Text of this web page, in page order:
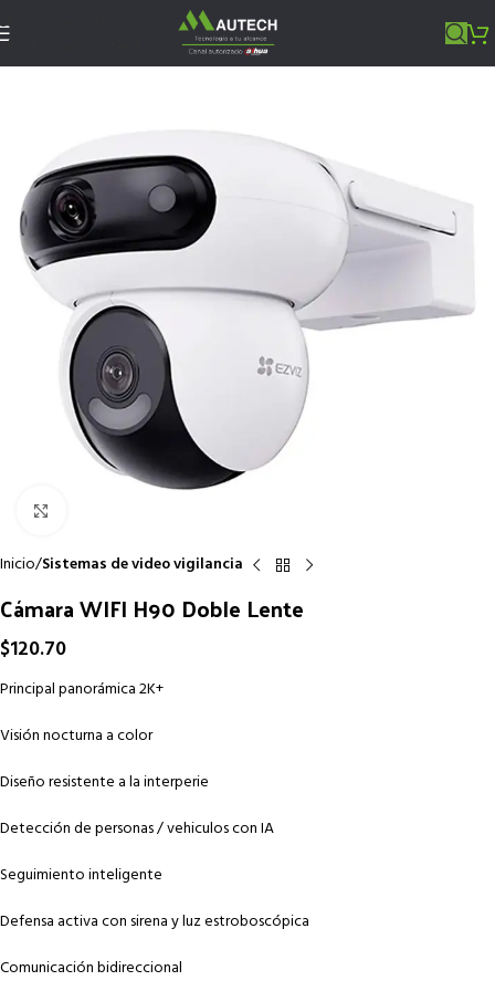
Skip to navigation
Skip to main content
Inicio Sistemas de video vigilancia
Cámara WIFI H90 Doble Lente
$120.70
Principal panorámica 2K+
Visión nocturna a color
Diseño resistente a la interperie
Detección de personas / vehiculos con IA
Seguimiento inteligente
Defensa activa con sirena y luz estroboscópica
Comunicación bidireccional